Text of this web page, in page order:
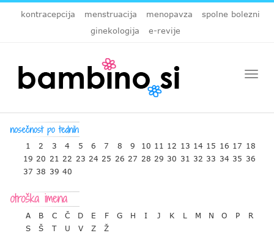
kontracepcija menstruacija menopavza
spolne bolezni
ginekologija
e-revije
1 2 3 4 5 6 7 8 9 10 11 12 13 14 15 16 17 18
19 20 21 22 23 24 25 26 27 28 29 30 31 32 33 34 35 36
37 38 39 40
A B C Č D E F G H I J K L M N O P
R
S
Š T U V Z Ž